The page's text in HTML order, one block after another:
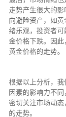
走势产生很大的
向避险资产，如
绪乐观，投资者
金价格下跌。因
黄金价格的走势。
根据以上分析，
因素的影响力不
密切关注市场动
的走势。